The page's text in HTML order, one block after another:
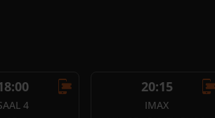
4
20:15
IMAX